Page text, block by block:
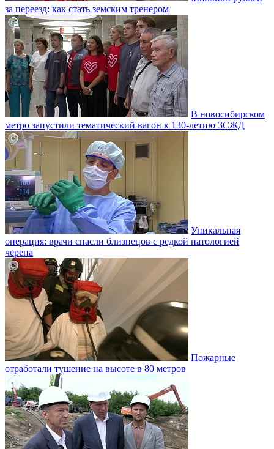
за переезд: как стать земским тренером
В новосибирском
метро запустили тематический вагон к 130-летию ЗСЖД
Уникальная
операция: врачи спасли близнецов с редкой патологией
черепа
Пожарные
отработали тушение на высоте в 80 метров